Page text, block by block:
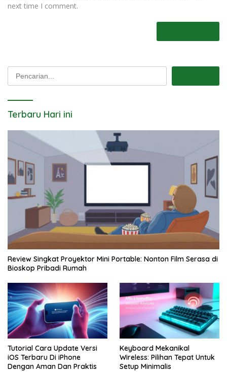
next time I comment.
Pencarian
Terbaru Hari ini
Review Singkat Proyektor Mini Portable: Nonton Film Serasa di
Bioskop Pribadi Rumah
Tutorial Cara Update Versi
iOS Terbaru Di iPhone
Dengan Aman Dan Praktis
Keyboard Mekanikal
Wireless: Pilihan Tepat Untuk
Setup Minimalis